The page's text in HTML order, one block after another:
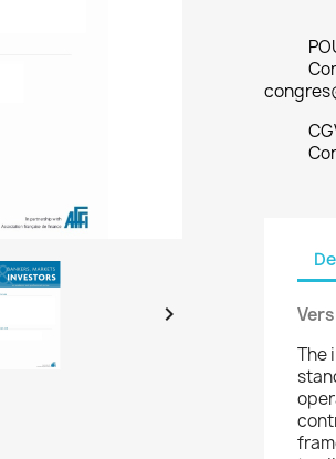

The